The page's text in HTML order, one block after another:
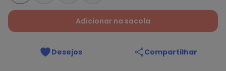
Adicionar na sacola
Desejos Compartilhar